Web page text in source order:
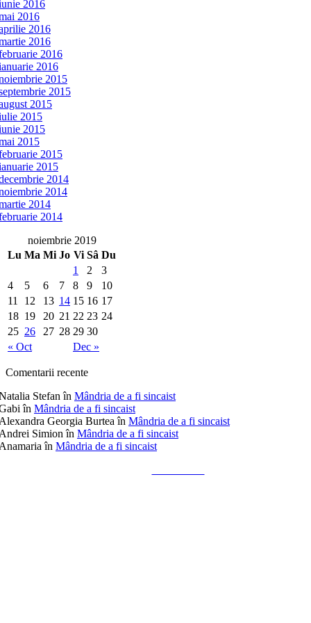
2016
2016
2016
2016
2016
2016
2015
2015
2015
2015
2015
2015
2015
2015
2014
2014
2014
2014
noiembrie 2019
Lu Ma Mi Jo Vi Sâ Du
« Oct Dec »
1 2
3
4
5 6 7 8 9
10
11
12 13 14 15 16 17
18 19 20 21 22 23 24
25 26 27 28 29 30
Comentarii recente
Stefan în Mândria de a fi sincaist
în Mândria de a fi sincaist
Georgia Burtea în Mândria de a fi sincaist
Simion în Mândria de a fi sincaist
în Mândria de a fi sincaist